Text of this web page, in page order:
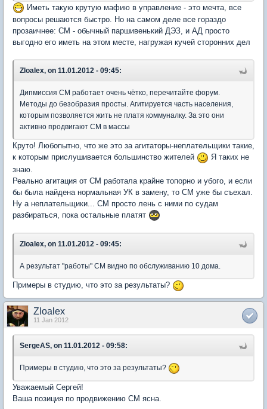
Иметь такую крутую мафию в управление - это мечта, все
вопросы решаются быстро. Но на самом деле все гораздо
прозаичнее: СМ - обычный паршивенький ДЭЗ, и АД просто
выгодно его иметь на этом месте, нагружая кучей сторонних дел
Zloalex, on 11.01.2012 - 09:45:
Дипмиссия СМ работает очень чётко, перечитайте форум.
Методы до безобразия просты. Агитируется часть населения,
которым позволяется жить не платя коммуналку. За это они
активно продвигают СМ в массы
Круто! Любопытно, что же это за агитаторы-неплательщики такие,
к которым прислушивается большинство жителей
Я таких не
знаю.
Реально агитация от СМ работала крайне топорно и убого, и если
бы была найдена нормальная УК в замену, то СМ уже бы съехал.
Ну а неплательщики... СМ просто лень с ними по судам
разбираться, пока остальные платят
Zloalex, on 11.01.2012 - 09:45:
А результат "работы" СМ видно по обслуживанию 10 дома.
Примеры в студию, что это за результаты?
Zloalex
11 Jan 2012
SergeAS, on 11.01.2012 - 09:58:
Примеры в студию, что это за результаты?
Уважаемый Сергей!
Ваша позиция по продвижению СМ ясна.